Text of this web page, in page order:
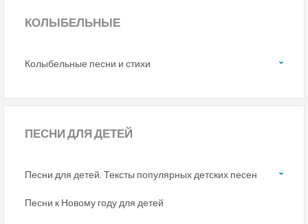
КОЛЫБЕЛЬНЫЕ
Колыбельные песни и стихи
ПЕСНИДЛЯ ДЕТЕЙ
Песни для детей. Тексты популярных детских песен
Песни к Новому году для детей